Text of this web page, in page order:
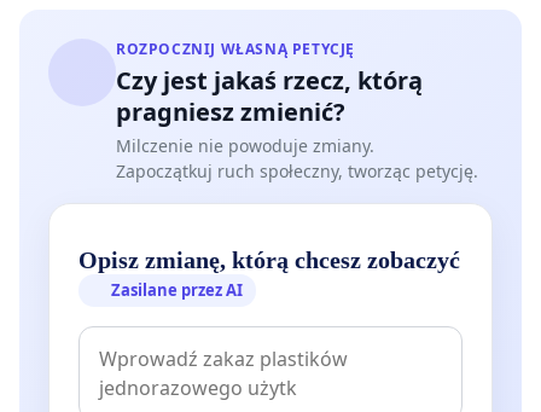
ROZPOCZNIJ WŁASNĄ PETYCJĘ
Czy jest jakaś rzecz, którą
pragniesz zmienić?
Milczenie nie powoduje zmiany.
Zapoczątkuj ruch społeczny, tworząc petycję.
Opisz zmianę, którą chcesz zobaczyć
Zasilane przez AI